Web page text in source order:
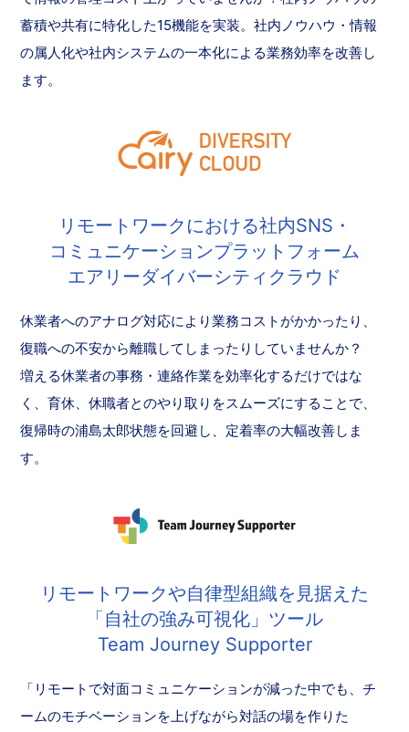
蓄積や共有に特化した15機能を実装。社内ノウハウ・情報
の属人化や社内システムの一本化による業務効率を改善し
ます。
リモートワークにおける社内SNS・
コミュニケーションプラットフォーム
エアリーダイバーシティクラウド
休業者へのアナログ対応により業務コストがかかったり、
復職への不安から離職してしまったりしていませんか？
増える休業者の事務・連絡作業を効率化するだけではな
く、育休、休職者とのやり取りをスムーズにすることで、
復帰時の浦島太郎状態を回避し、定着率の大幅改善しま
す。
リモートワークや自律型組織を見据えた
「自社の強み可視化」ツール
Team Journey Supporter
「リモートで対面コミュニケーションが減った中でも、チ
ームのモチベーションを上げながら対話の場を作りた